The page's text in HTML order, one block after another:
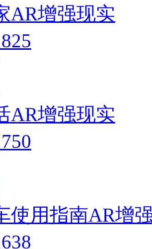
AR增强现实
AR增强现实
使用指南AR增